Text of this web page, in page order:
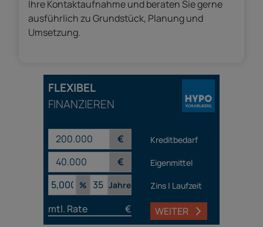
Ihre Kontaktaufnahme und beraten Sie gerne
ausführlich zu Grundstück, Planung und
Umsetzung.
FLEXIBEL
FINANZIEREN
€ Kreditbedarf
€
Eigenmittel
%
Jahre Zins | Laufzeit
mtl. Rate € WEITER